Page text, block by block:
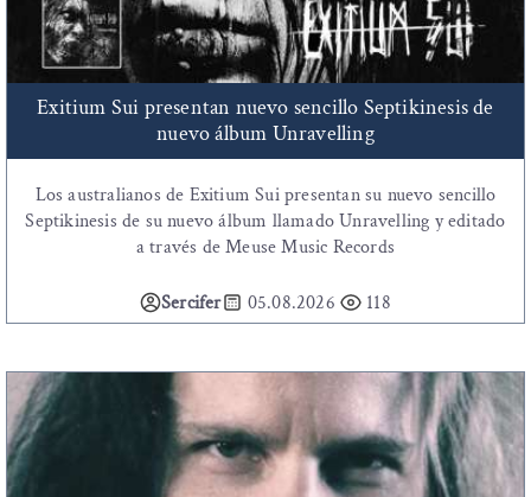
Exitium Sui presentan nuevo sencillo Septikinesis de
nuevo álbum Unravelling
Los australianos de Exitium Sui presentan su nuevo sencillo
Septikinesis de su nuevo álbum llamado Unravelling y editado
a través de Meuse Music Records
Sercifer 05.08.2026 118